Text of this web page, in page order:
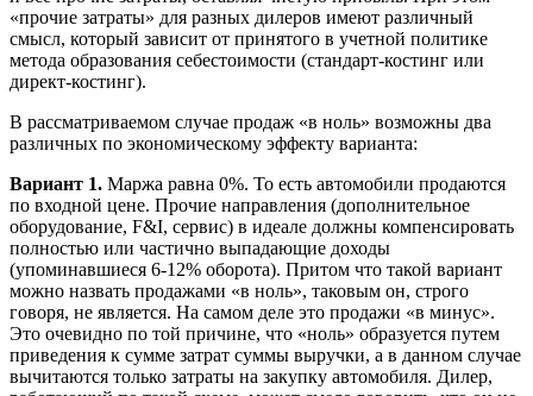
«прочие затраты» для разных дилеров имеют различный
смысл, который зависит от принятого в учетной политике
метода образования себестоимости (стандарт-костинг или
директ-костинг).
В рассматриваемом случае продаж «в ноль» возможны два
различных по экономическому эффекту варианта:
Вариант 1. Маржа равна 0%. То есть автомобили продаются
по входной цене. Прочие направления (дополнительное
оборудование, F&I, сервис) в идеале должны компенсировать
полностью или частично выпадающие доходы
(упоминавшиеся 6-12% оборота). Притом что такой вариант
можно назвать продажами «в ноль», таковым он, строго
говоря, не является. На самом деле это продажи «в минус».
Это очевидно по той причине, что «ноль» образуется путем
приведения к сумме затрат суммы выручки, а в данном случае
вычитаются только затраты на закупку автомобиля. Дилер,